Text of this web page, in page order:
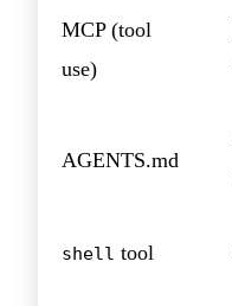
MCP (tool
use)
AGENTS.md
shell tool